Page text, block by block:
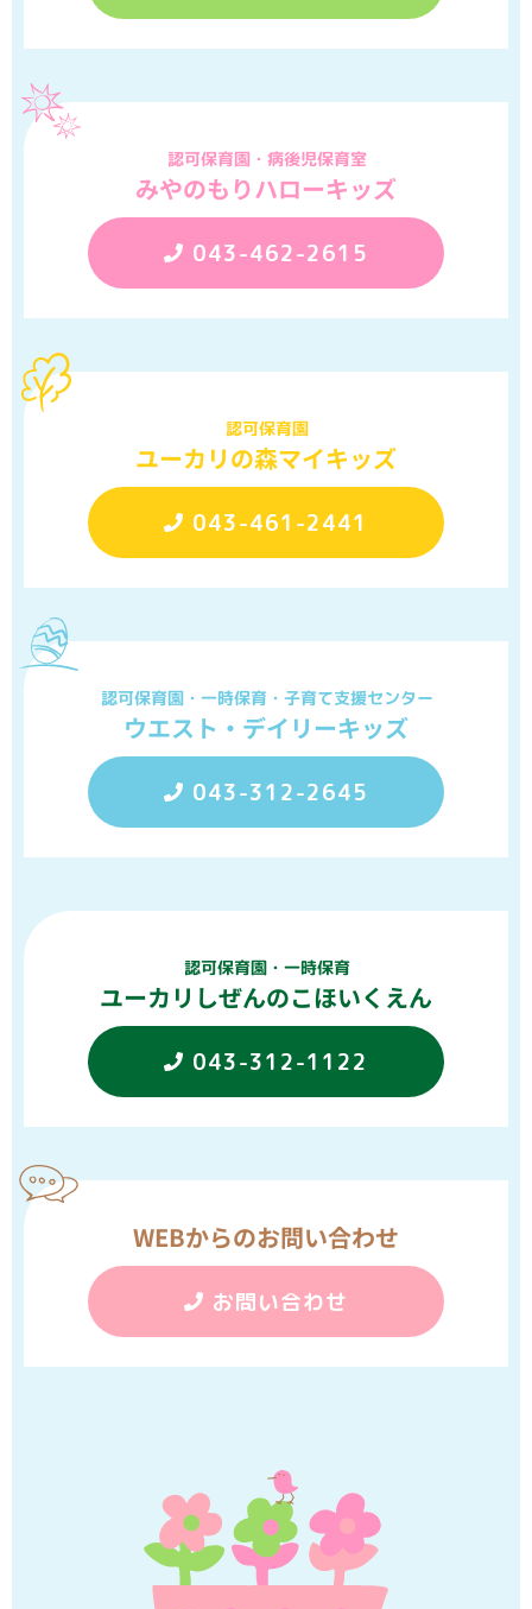
認可保育園・病後児保育室
みやのもりハローキッズ
043-462-2615
認可保育園
ユーカリの森マイキッズ
043-461-2441
認可保育園・一時保育・子育て支援センター
ウエスト・デイリーキッズ
043-312-2645
認可保育園・一時保育
ユーカリしぜんのこほいくえん
043-312-1122
WEBからのお問い合わせ
お問い合わせ